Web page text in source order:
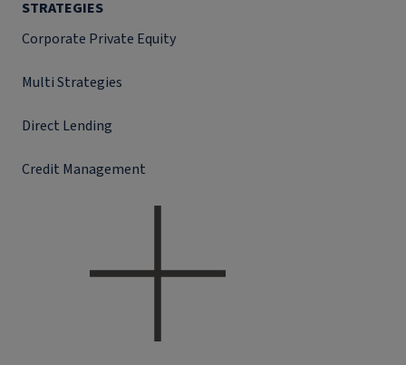
STRATEGIES
Corporate Private Equity
Multi Strategies
Direct Lending
Credit Management